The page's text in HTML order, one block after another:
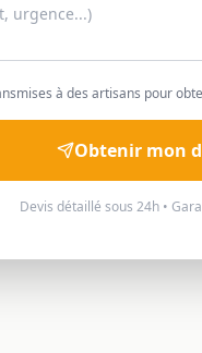
à des artisans pour
Obtenir mon
Devis détaillé sous 24h •